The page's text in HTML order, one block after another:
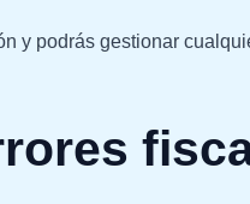
y podrás gestionar